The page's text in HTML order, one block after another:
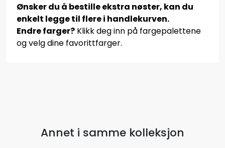
Ønsker du å bestille ekstra nøster, kan du
enkelt legge til flere i handlekurven.
Endre farger? Klikk deg inn på fargepalettene
og velg dine favorittfarger.
Annet i samme kolleksjon